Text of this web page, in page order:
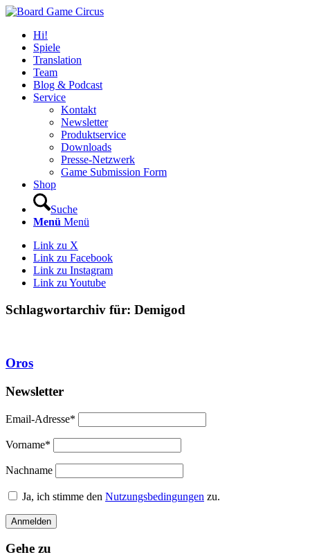
Hi!
Spiele
Translation
Team
Blog & Podcast
Service
Kontakt
Newsletter
Produktservice
Downloads
Presse-Netzwerk
Game Submission Form
Shop
Suche
Menü Menü
Link zu X
Link zu Facebook
Link zu Instagram
Link zu Youtube
Schlagwortarchiv für: Demigod
Oros
Newsletter
Email-Adresse*
Vorname*
Nachname
Ja, ich stimme den Nutzungsbedingungen zu.
Gehe zu